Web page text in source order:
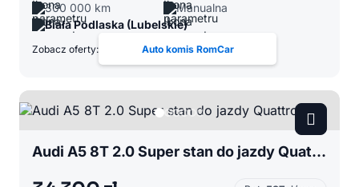
300 000 km
Manualna
Biała Podlaska (Lubelskie)
Zobacz oferty: Auto komis RomCar
Audi A5 8T 2.0 Super stan do jazdy Quattro